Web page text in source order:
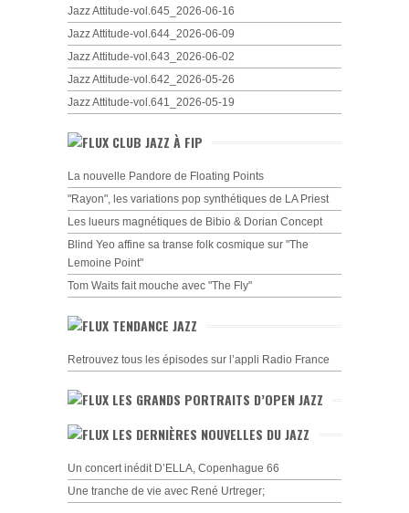
Jazz Attitude-vol.645_2026-06-16
Jazz Attitude-vol.644_2026-06-09
Jazz Attitude-vol.643_2026-06-02
Jazz Attitude-vol.642_2026-05-26
Jazz Attitude-vol.641_2026-05-19
CLUB JAZZ À FIP
La nouvelle Pandore de Floating Points
"Rayon", les variations pop synthétiques de LA Priest
Les lueurs magnétiques de Bibio & Dorian Concept
Blind Yeo affine sa transe folk cosmique sur "The
Lemoine Point"
Tom Waits fait mouche avec "The Fly"
TENDANCE JAZZ
Retrouvez tous les épisodes sur l’appli Radio France
LES GRANDS PORTRAITS D’OPEN JAZZ
LES DERNIÈRES NOUVELLES DU JAZZ
Un concert inédit D’ELLA, Copenhague 66
Une tranche de vie avec René Urtreger;